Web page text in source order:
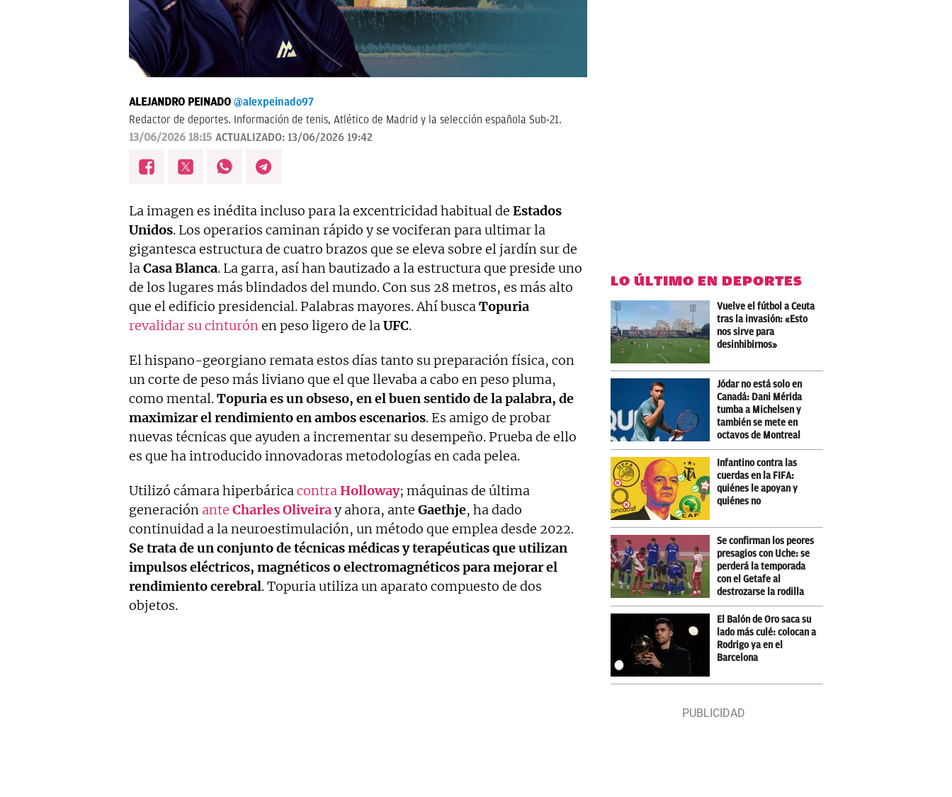
ALEJANDRO PEINADO @alexpeinado97
Redactor de deportes. Información de tenis, Atlético de Madrid y la selección española Sub-21.
13/06/2026 18:15 ACTUALIZADO: 13/06/2026 19:42
La imagen es inédita incluso para la excentricidad habitual de Estados
Unidos. Los operarios caminan rápido y se vociferan para ultimar la
gigantesca estructura de cuatro brazos que se eleva sobre el jardín sur de
laCasaBlanca. La garra, así han bautizado a la estructura que preside uno
de los lugares más blindados del mundo. Con sus 28 metros, es más alto
que el edificio presidencial. Palabras mayores. Ahí buscaTopuria
revalidar su cinturónen peso ligero de laUFC.
El hispano-georgiano remata estos días tanto su preparación física, con
un corte de peso más liviano que el que llevaba a cabo en peso pluma,
como mental.Topuria es un obseso, en el buen sentido de la palabra, de
maximizar el rendimiento en ambos escenarios. Es amigo de probar
nuevas técnicas que ayuden a incrementar su desempeño. Prueba de ello
es que ha introducido innovadoras metodologías en cada pelea.
Utilizó cámara hiperbáricacontraHolloway; máquinas de última
generación ante CharlesOliveiray ahora, ante Gaethje, ha dado
continuidad a la neuroestimulación, un método que emplea desde 2022.
Se trata de un conjunto de técnicas médicas y terapéuticas que utilizan
impulsos eléctricos, magnéticos o electromagnéticos para mejorar el
rendimiento cerebral. Topuria utiliza un aparato compuesto de dos
objetos.
LO ÚLTIMO EN DEPORTES
Vuelve el fútbol a Ceuta
tras la invasión: «Esto
nos sirve para
desinhibirnos»
Jódar no está solo en
Canadá: Dani Mérida
tumba a Michelsen y
también se mete en
octavos de Montreal
Infantino contra las
cuerdas en la FIFA:
quiénes le apoyan y
quiénes no
Se confirman los peores
presagios con Uche: se
perderá la temporada
con el Getafe al
destrozarse la rodilla
El Balón de Oro saca su
lado más culé: colocan a
Rodrigo ya en el
Barcelona